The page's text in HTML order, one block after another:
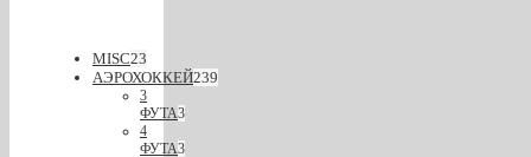
MISC23
АЭРОХОККЕЙ239
3
ФУТА3
4
ФУТА3